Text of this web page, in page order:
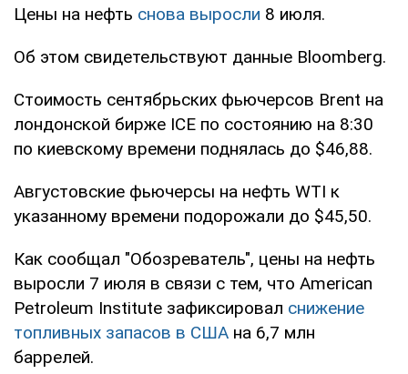
Цены на нефть снова выросли 8 июля.
Об этом свидетельствуют данные Bloomberg.
Стоимость сентябрьских фьючерсов Brent на
лондонской бирже ICE по состоянию на 8:30
по киевскому времени поднялась до $46,88.
Августовские фьючерсы на нефть WTI к
указанному времени подорожали до $45,50.
Как сообщал "Обозреватель", цены на нефть
выросли 7 июля в связи с тем, что Аmerican
Petroleum Institute зафиксировал снижение
топливных запасов в США на 6,7 млн
баррелей.